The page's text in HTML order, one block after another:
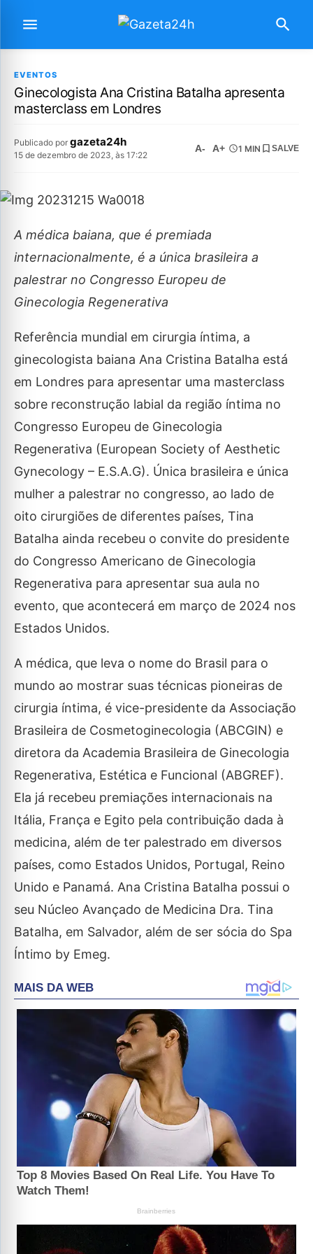
EVENTOS
Ginecologista Ana Cristina Batalha apresenta
masterclass em Londres
Publicado por gazeta24h
15 de dezembro de 2023, às 17:22
A- A+ 1 MIN SALVE
A médica baiana, que é premiada
internacionalmente, é a única brasileira a
palestrar no Congresso Europeu de
Ginecologia Regenerativa
Referência mundial em cirurgia íntima, a
ginecologista baiana Ana Cristina Batalha está
em Londres para apresentar uma masterclass
sobre reconstrução labial da região íntima no
Congresso Europeu de Ginecologia
Regenerativa (European Society of Aesthetic
Gynecology – E.S.A.G). Única brasileira e única
mulher a palestrar no congresso, ao lado de
oito cirurgiões de diferentes países, Tina
Batalha ainda recebeu o convite do presidente
do Congresso Americano de Ginecologia
Regenerativa para apresentar sua aula no
evento, que acontecerá em março de 2024 nos
Estados Unidos.
A médica, que leva o nome do Brasil para o
mundo ao mostrar suas técnicas pioneiras de
cirurgia íntima, é vice-presidente da Associação
Brasileira de Cosmetoginecologia (ABCGIN) e
diretora da Academia Brasileira de Ginecologia
Regenerativa, Estética e Funcional (ABGREF).
Ela já recebeu premiações internacionais na
Itália, França e Egito pela contribuição dada à
medicina, além de ter palestrado em diversos
países, como Estados Unidos, Portugal, Reino
Unido e Panamá. Ana Cristina Batalha possui o
seu Núcleo Avançado de Medicina Dra. Tina
Batalha, em Salvador, além de ser sócia do Spa
Íntimo by Emeg.